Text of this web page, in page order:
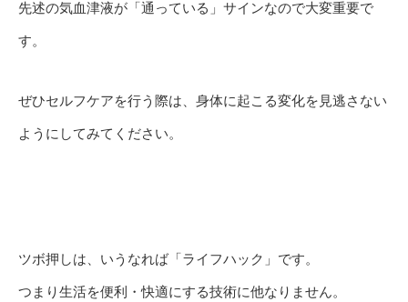
先述の気血津液が「通っている」サインなので大変重要で
す。
ぜひセルフケアを行う際は、身体に起こる変化を見逃さない
ようにしてみてください。
ツボ押しは、いうなれば「ライフハック」です。
つまり生活を便利・快適にする技術に他なりません。